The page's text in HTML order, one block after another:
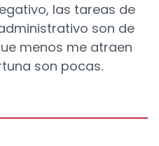
las tareas de
son de
menos me atraen
son pocas.